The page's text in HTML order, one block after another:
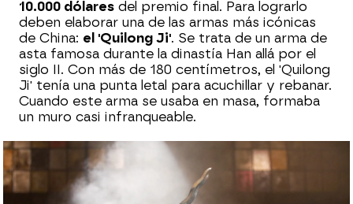
10.000 dólares del premio final. Para lograrlo
deben elaborar una de las armas más icónicas
de China: el 'Quilong Ji'. Se trata de un arma de
asta famosa durante la dinastía Han allá por el
siglo II. Con más de 180 centímetros, el 'Quilong
Ji' tenía una punta letal para acuchillar y rebanar.
Cuando este arma se usaba en masa, formaba
un muro casi infranqueable.